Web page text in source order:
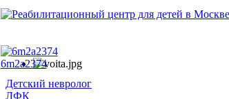
6m2a2374
Детский невролог
ЛФК